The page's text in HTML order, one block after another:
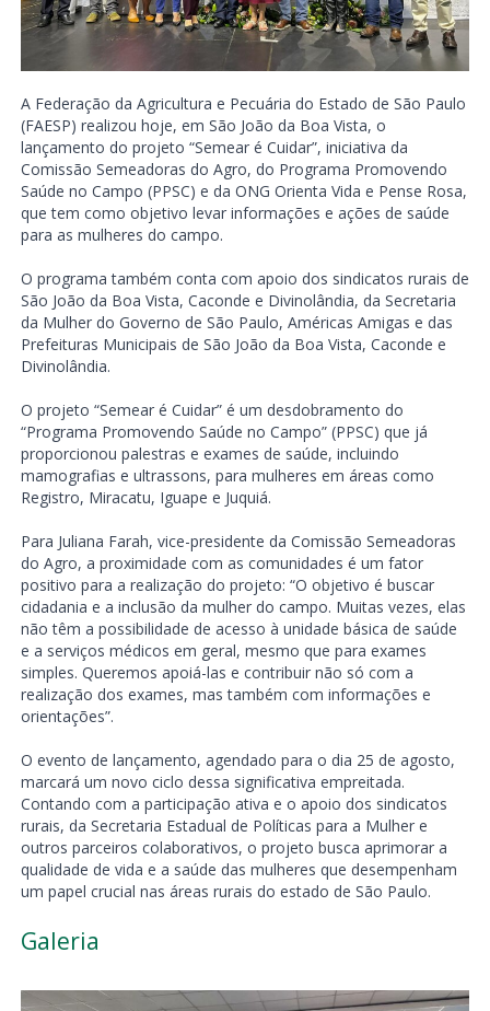
A Federação da Agricultura e Pecuária do Estado de São Paulo
(FAESP) realizou hoje, em São João da Boa Vista, o
lançamento do projeto “Semear é Cuidar”, iniciativa da
Comissão Semeadoras do Agro, do Programa Promovendo
Saúde no Campo (PPSC) e da ONG Orienta Vida e Pense Rosa,
que tem como objetivo levar informações e ações de saúde
para as mulheres do campo.
O programa também conta com apoio dos sindicatos rurais de
São João da Boa Vista, Caconde e Divinolândia, da Secretaria
da Mulher do Governo de São Paulo, Américas Amigas e das
Prefeituras Municipais de São João da Boa Vista, Caconde e
Divinolândia.
O projeto “Semear é Cuidar” é um desdobramento do
“Programa Promovendo Saúde no Campo” (PPSC) que já
proporcionou palestras e exames de saúde, incluindo
mamografias e ultrassons, para mulheres em áreas como
Registro, Miracatu, Iguape e Juquiá.
Para Juliana Farah, vice-presidente da Comissão Semeadoras
do Agro, a proximidade com as comunidades é um fator
positivo para a realização do projeto: “O objetivo é buscar
cidadania e a inclusão da mulher do campo. Muitas vezes, elas
não têm a possibilidade de acesso à unidade básica de saúde
e a serviços médicos em geral, mesmo que para exames
simples. Queremos apoiá-las e contribuir não só com a
realização dos exames, mas também com informações e
orientações”.
O evento de lançamento, agendado para o dia 25 de agosto,
marcará um novo ciclo dessa significativa empreitada.
Contando com a participação ativa e o apoio dos sindicatos
rurais, da Secretaria Estadual de Políticas para a Mulher e
outros parceiros colaborativos, o projeto busca aprimorar a
qualidade de vida e a saúde das mulheres que desempenham
um papel crucial nas áreas rurais do estado de São Paulo.
Galeria